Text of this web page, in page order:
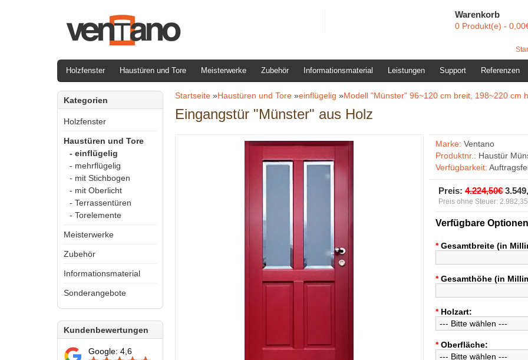
Warenkorb
0 Produkt(e) -
Holzfenster Haustüren und Tore Meisterwerke Zubehör Informationsmaterial Leistungen Support Referenzen
Kategorien
Holzfenster
Haustüren und Tore
- einflügelig
- mehrflügelig
- mit Stichbogen
- mit Oberlicht
- Terrassentüren
- Torelemente
Meisterwerke
Zubehör
Informationsmaterial
Sonderangebote
Kundenbewertungen
Google: 4,6
Startseite »Haustüren und Tore »einflügelig »Modell "Münster" 96~120 cm breit, 198~220 cm
Eingangstür "Münster" aus Holz
Marke: Ventano
Produktnr.: Haustür
Verfügbarkeit:
Preis: 4.224,50€
Preis ohne Steuer:
Verfügbare Optionen
* Gesamtbreite (in
* Gesamthöhe (in
* Holzart:
* Oberfläche: